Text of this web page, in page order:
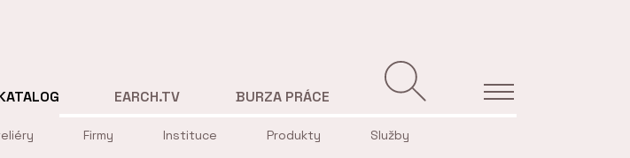
Firmy Instituce Produkty Služby
EARCH.TV BURZA PRÁCE